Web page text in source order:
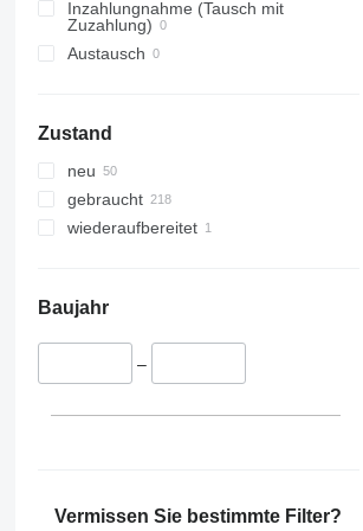
6210
6215
6220
6320
6330
6400
6510
6530
6810
Inzahlungnahme (Tausch mit
Zuzahlung)
Austausch
Zustand
neu
gebraucht
wiederaufbereitet
Baujahr
–
Vermissen Sie bestimmte Filter?